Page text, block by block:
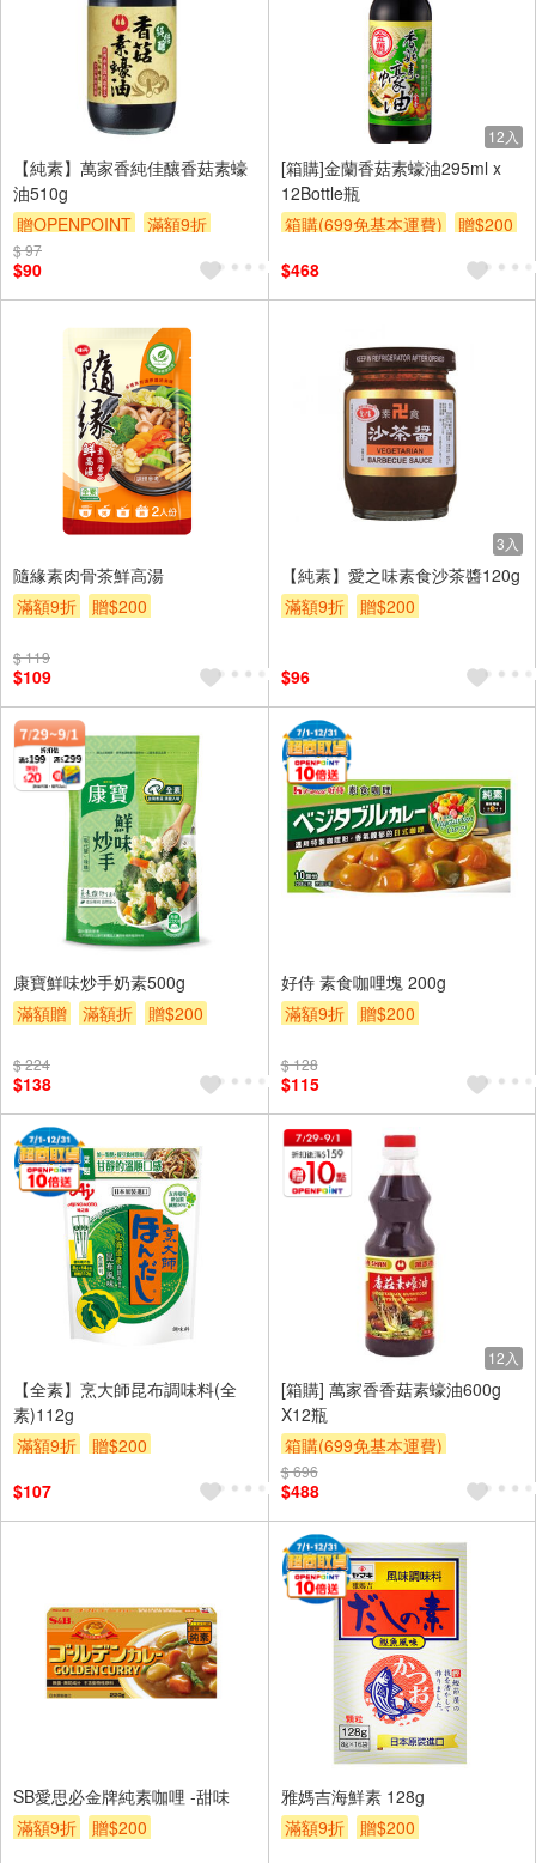
【純素】萬家香純佳釀香菇素蠔
油510g
贈OPENPOINT
滿額9折
贈$200
$ 97
$90
12入
[箱購]金蘭香菇素蠔油295ml x
12Bottle瓶
箱購(699免基本運費)
贈$200
$468
隨緣素肉骨茶鮮高湯
滿額9折
贈$200
$ 119
$109
3入
【純素】愛之味素食沙茶醬120g
滿額9折
贈$200
$96
康寶鮮味炒手奶素500g
滿額贈
滿額折 贈$200
$ 224
$138
好侍 素食咖哩塊 200g
滿額9折
贈$200
$ 128
$115
【全素】烹大師昆布調味料(全
素)112g
滿額9折
贈$200
$107
12入
[箱購] 萬家香香菇素蠔油600g
X12瓶
箱購(699免基本運費)
贈OPENPOINT
$ 696
$488
SB愛思必金牌純素咖哩 -甜味
滿額9折
贈$200
雅媽吉海鮮素 128g
滿額9折
贈$200